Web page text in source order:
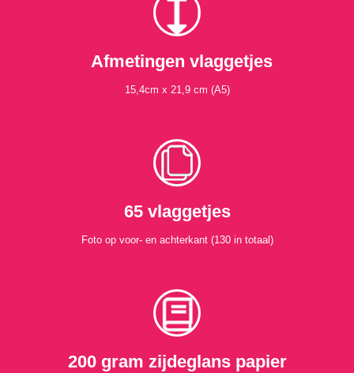
Afmetingen vlaggetjes
15,4cm x 21,9 cm (A5)
65 vlaggetjes
Foto op voor- en achterkant (130 in totaal)
200 gram zijdeglans papier